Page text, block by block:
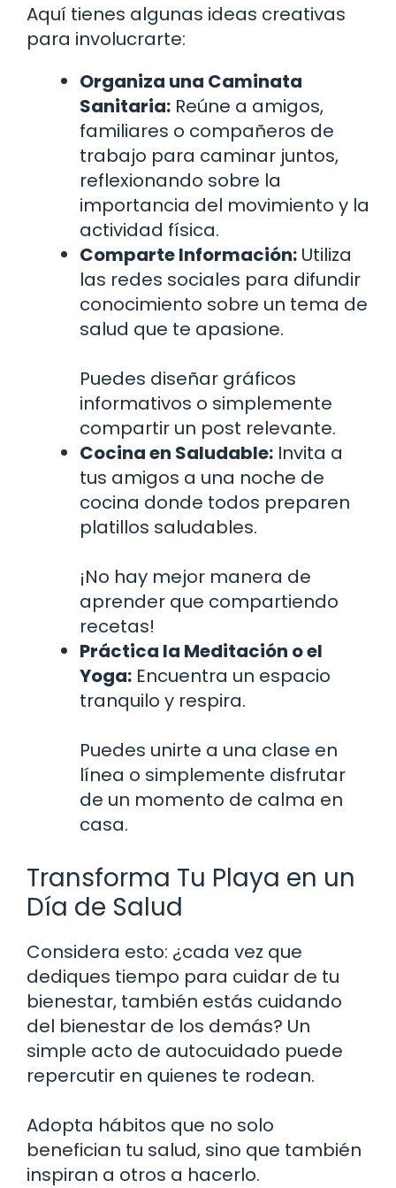
Aquí tienes algunas ideas creativas
para involucrarte:
Organiza una Caminata
Sanitaria: Reúne a amigos,
familiares o compañeros de
trabajo para caminar juntos,
reflexionando sobre la
importancia del movimiento y la
actividad física.
Comparte Información: Utiliza
las redes sociales para difundir
conocimiento sobre un tema de
salud que te apasione.
Puedes diseñar gráficos
informativos o simplemente
compartir un post relevante.
Cocina en Saludable: Invita a
tus amigos a una noche de
cocina donde todos preparen
platillos saludables.
¡No hay mejor manera de
aprender que compartiendo
recetas!
Práctica la Meditación o el
Yoga: Encuentra un espacio
tranquilo y respira.
Puedes unirte a una clase en
línea o simplemente disfrutar
de un momento de calma en
casa.
Transforma Tu Playa en un
Día de Salud
Considera esto: ¿cada vez que
dediques tiempo para cuidar de tu
bienestar, también estás cuidando
del bienestar de los demás? Un
simple acto de autocuidado puede
repercutir en quienes te rodean.
Adopta hábitos que no solo
benefician tu salud, sino que también
inspiran a otros a hacerlo.